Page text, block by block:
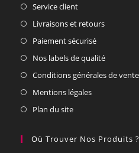
Service client
Livraisons et retours
Paiement sécurisé
Nos labels de qualité
Conditions générales de vente
Mentions légales
Plan du site
Où Trouver Nos Produits ?